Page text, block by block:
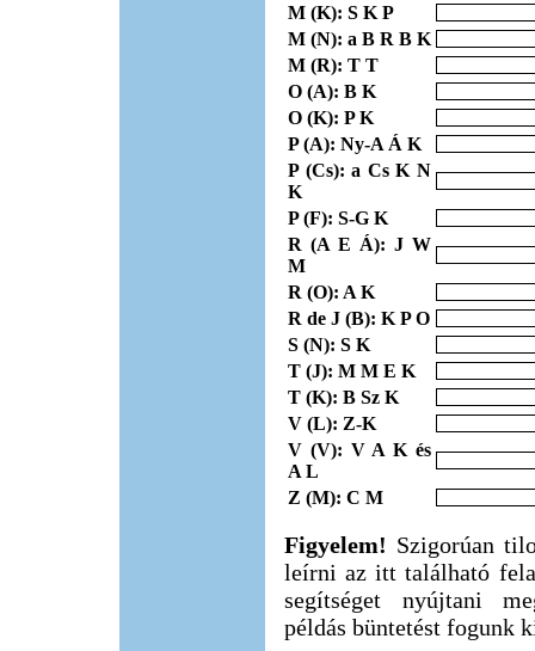
M (K): S K P
M (N): a B R B K
M (R): T T
O (A): B K
O (K): P K
P (A): Ny-A Á K
P (Cs): a Cs K N
K
P (F): S-G K
R (A E Á): J W
M
R (O): A K
R de J (B): K P O
S (N): S K
T (J): M M E K
T (K): B Sz K
V (L): Z-K
V (V): V A K és
A L
Z (M): C M
Figyelem! Szigorúan
leírni az itt található
segítséget nyújtani
példás büntetést fogunk